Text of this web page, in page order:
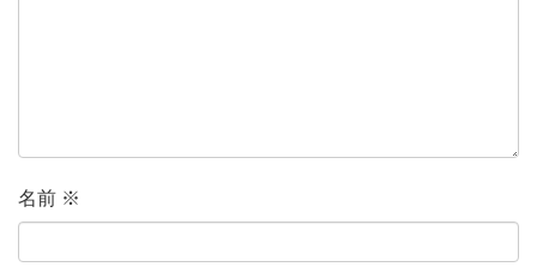
名前 ※